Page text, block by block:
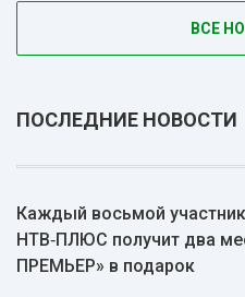
ВСЕ
ПОСЛЕДНИЕ НОВОСТИ
Каждый восьмой
НТВ‑ПЛЮС получит два
ПРЕМЬЕР» в подарок